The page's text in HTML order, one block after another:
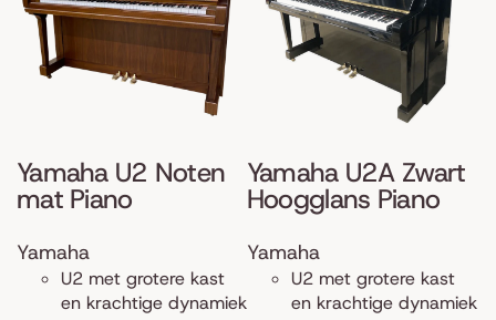
Yamaha U2 Noten
mat Piano
Yamaha
U2 met grotere kast
en krachtige dynamiek
Yamaha U2A Zwart
Hoogglans Piano
Yamaha
U2 met grotere kast
en krachtige dynamiek